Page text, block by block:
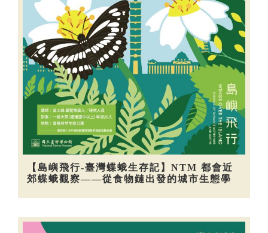
【島嶼飛行-臺灣蝶蛾生存記】NTM 都會近
郊蝶蛾觀察——從食物鏈出發的城市生態學